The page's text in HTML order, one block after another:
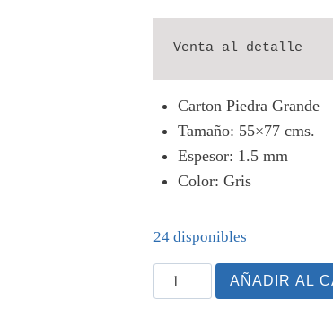
precio
original
era:
$2.300.
precio
actual
es:
$2.000.
Venta al detalle
Carton Piedra Grande
Tamaño: 55×77 cms.
Espesor: 1.5 mm
Color: Gris
24 disponibles
Carton
Piedra
AÑADIR AL